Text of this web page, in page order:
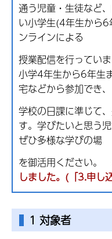
通う児童・生徒など
い小学生(4年生から
ンラインによる
授業配信を行ってい
小学4年生から6年生
宅などから参加でき、
学校の日課に準じて
す。学びたいと思う
ぜひ多様な学びの場
を御活用ください。
しました。(「3.申し
1 対象者